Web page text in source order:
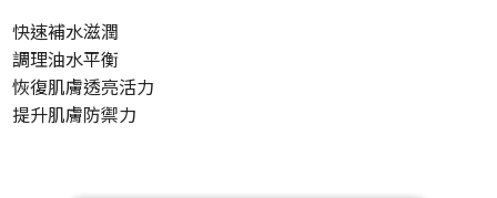
快速補水滋潤
調理油水平衡
恢復肌膚透亮活力
提升肌膚防禦力